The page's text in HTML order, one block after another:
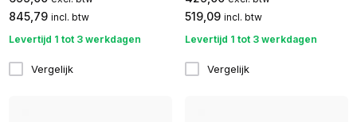
845,79 incl. btw
Levertijd 1 tot 3 werkdagen
Vergelijk
519,09 incl. btw
Levertijd 1 tot 3 werkdagen
Vergelijk